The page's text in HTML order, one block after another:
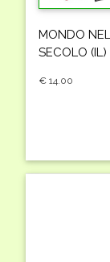
MONDO
SECOLO (IL)
€ 14.00